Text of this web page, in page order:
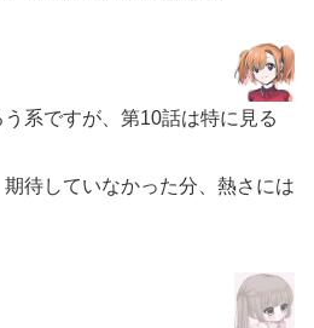
系ですが、第10話は特に見る
待していなかった分、熱さには